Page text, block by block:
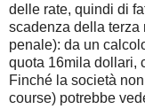
delle rate, quindi di
scadenza della terza
penale): da un
quota 16mila dollari,
Finché la società
course) potrebbe